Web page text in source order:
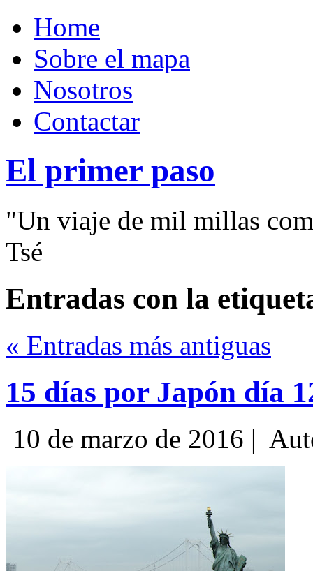
Home
Sobre el mapa
Nosotros
Contactar
El primer paso
"Un viaje de mil millas
Tsé
Entradas con la
« Entradas más antiguas
15 días por Japón día
10 de marzo de 2016 |